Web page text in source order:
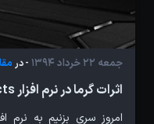
جمعه 22 خرداد 1394 - در
اثرات گرما در نرم افزار After Effects